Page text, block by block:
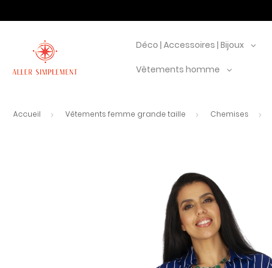
Déco | Accessoires | Bijoux
Vêtements homme
Accueil Vêtements femme grande taille Chemises